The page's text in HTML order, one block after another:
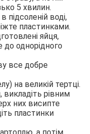
5 хвилин.
підсоленій воді,
пластинками.
яйця,
до однорідного
все добре
на великій тертці.
викладіть рівним
них висипте
пластинки